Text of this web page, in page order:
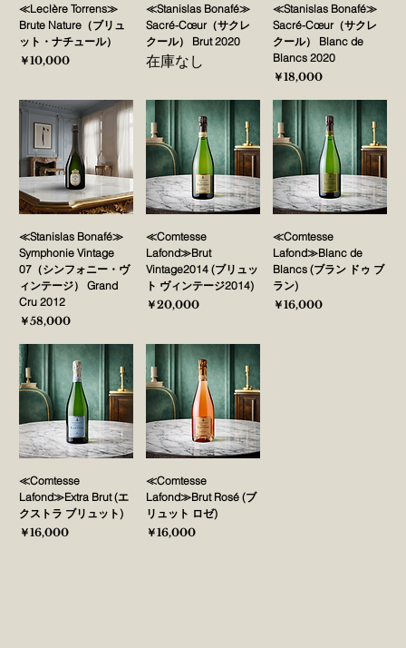
≪Leclère Torrens≫
Brute Nature（ブリュ
ット・ナチュール）
価格
￥10,000
≪Stanislas Bonafé≫
Sacré-Cœur（サクレ
クール） Brut 2020
在庫なし
≪Stanislas Bonafé≫
Sacré-Cœur（サクレ
クール） Blanc de
Blancs 2020
価格
￥18,000
≪Stanislas Bonafé≫
Symphonie Vintage
07（シンフォニー・ヴ
ィンテージ） Grand
Cru 2012
価格
￥58,000
≪Comtesse
Lafond≫Brut
Vintage2014 (ブリュッ
ト ヴィンテージ2014)
価格
￥20,000
≪Comtesse
Lafond≫Blanc de
Blancs (ブラン ドゥ ブ
ラン)
価格
￥16,000
≪Comtesse
Lafond≫Extra Brut (エ
クストラ ブリュット)
価格
￥16,000
≪Comtesse
Lafond≫Brut Rosé (ブ
リュット ロゼ)
価格
￥16,000